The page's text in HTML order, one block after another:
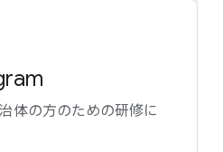
体の​方の​ための​研修に​